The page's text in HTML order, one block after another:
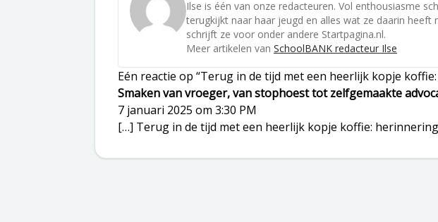
Ilse is één van onze redacteuren. Vol enthousiasme
terugkijkt naar haar jeugd en alles wat ze daarin
schrijft ze voor onder andere Startpagina.nl.
Meer artikelen van SchoolBANK redacteur Ilse
Eén reactie op “Terug in de tijd met een heerlijk kopje
Smaken van vroeger, van stophoest tot zelfgemaakte
7 januari 2025 om 3:30 PM
[…] Terug in de tijd met een heerlijk kopje koffie: